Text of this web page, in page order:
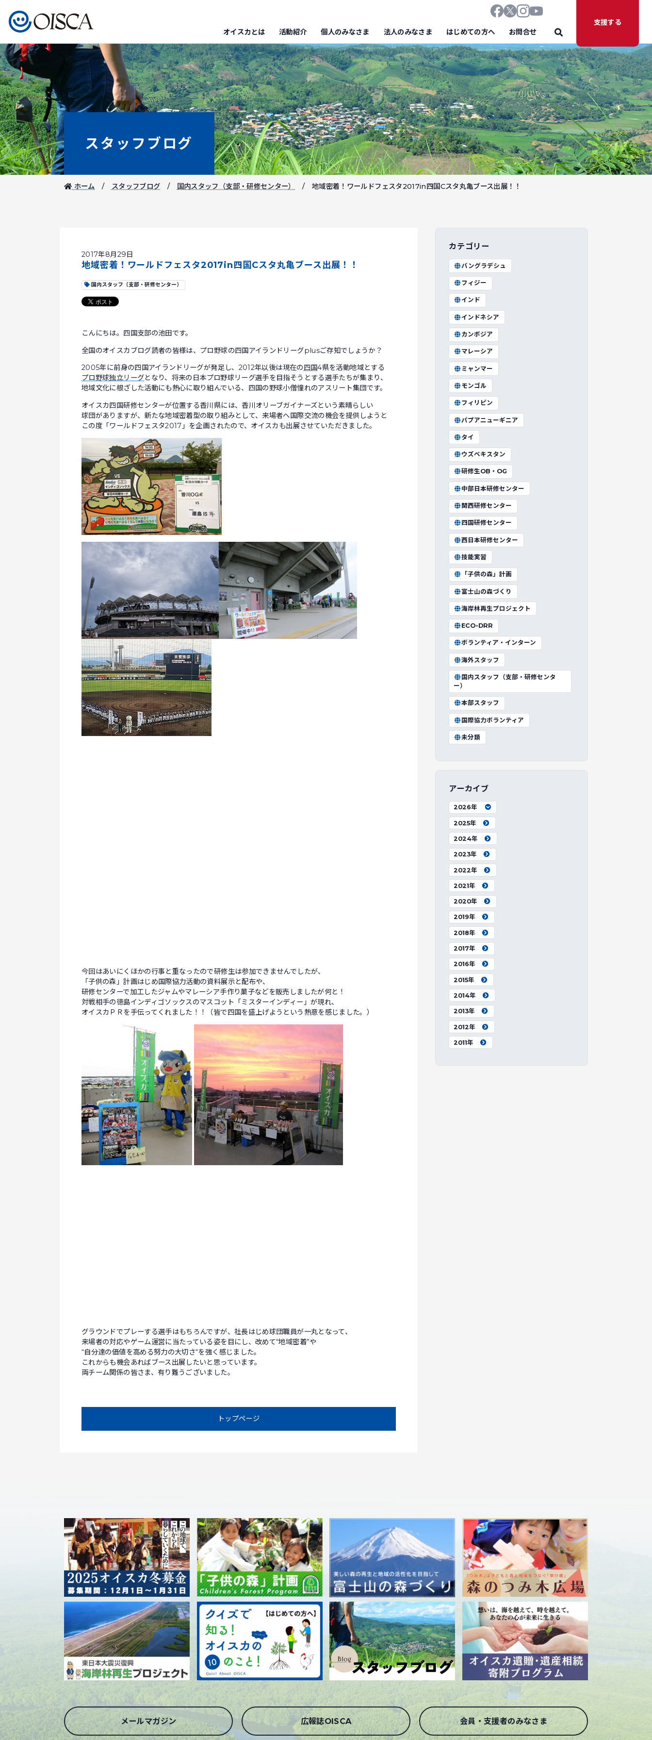
オイスカとは 活動紹介 個人のみなさま 法人のみなさま はじめての方へ お問合せ
支援する
スタッフブログ
ホーム スタッフブログ 国内スタッフ（支部・研修センター） 地域密着！ワールドフェスタ2017in四国Cスタ丸亀ブース出展！！
2017年8月29日
地域密着！ワールドフェスタ2017in四国Cスタ丸亀ブース出展！！
国内スタッフ（支部・研修センター）
こんにちは。四国支部の池田です。
全国のオイスカブログ読者の皆様は、プロ野球の四国アイランドリーグplusご存知でしょうか？
2005年に前身の四国アイランドリーグが発足し、2012年以後は現在の四国4県を活動地域とする
プロ野球独立リーグとなり、将来の日本プロ野球リーグ選手を目指そうとする選手たちが集まり、
地域文化に根ざした活動にも熱心に取り組んでいる、四国の野球小僧憧れのアスリート集団です。
オイスカ四国研修センターが位置する香川県には、香川オリーブガイナーズという素晴らしい
球団がありますが、新たな地域密着型の取り組みとして、来場者へ国際交流の機会を提供しようと
この度「ワールドフェスタ2017」を企画されたので、オイスカも出展させていただきました。
今回はあいにくほかの行事と重なったので研修生は参加できませんでしたが、
「子供の森」計画はじめ国際協力活動の資料展示と配布や、
研修センターで加工したジャムやマレーシア手作り菓子などを販売しましたが何と！
対戦相手の徳島インディゴソックスのマスコット「ミスターインディー」が現れ、
オイスカＰＲを手伝ってくれました！！（皆で四国を盛上げようという熱意を感じました。）
グラウンドでプレーする選手はもちろんですが、社長はじめ球団職員が一丸となって、
来場者の対応やゲーム運営に当たっている姿を目にし、改めて“地域密着”や
“自分達の価値を高める努力の大切さ“を強く感じました。
これからも機会あればブース出展したいと思っています。
両チーム関係の皆さま、有り難うございました。
トップページ
カテゴリー
バングラデシュ
フィジー
インド
インドネシア
カンボジア
マレーシア
ミャンマー
モンゴル
フィリピン
パプアニューギニア
タイ
ウズベキスタン
研修生OB・OG
中部日本研修センター
関西研修センター
四国研修センター
西日本研修センター
技能実習
「子供の森」計画
富士山の森づくり
海岸林再生プロジェクト
ECO-DRR
ボランティア・インターン
海外スタッフ
国内スタッフ（支部・研修センタ
ー）
本部スタッフ
国際協力ボランティア
未分類
アーカイブ
2026年
2025年
2024年
2023年
2022年
2021年
2020年
2019年
2018年
2017年
2016年
2015年
2014年
2013年
2012年
2011年
メールマガジン 広報誌OISCA 会員・支援者のみなさま